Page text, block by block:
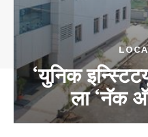
‘युनिक
ला ‘नॅक